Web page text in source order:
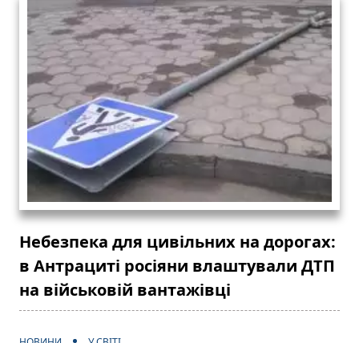
Небезпека для цивільних на дорогах:
в Антрациті росіяни влаштували ДТП
на військовій вантажівці